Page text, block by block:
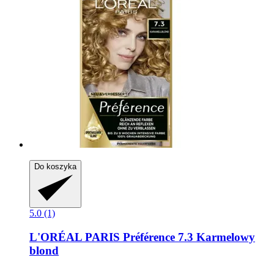
Do koszyka
5.0 (1)
L'ORÉAL PARIS Préférence 7.3 Karmelowy
blond